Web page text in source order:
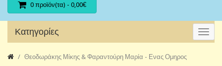
0 προϊόν(τα) - 0,00€
Κατηγορίες
Θεοδωράκης Μίκης & Φαραντούρη Μαρία - Ενας Ομηρος